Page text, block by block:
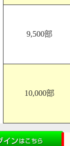
9,500部
10,000部